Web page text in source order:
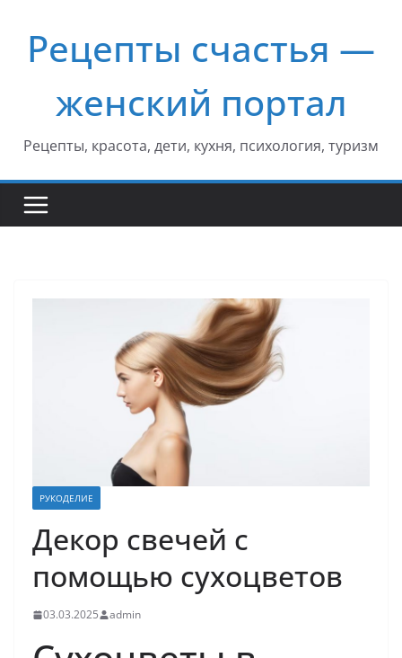
содержимому
Рецепты счастья —
женский портал
Рецепты, красота, дети, кухня, психология, туризм
РУКОДЕЛИЕ
Декор свечей с
помощью сухоцветов
03.03.2025 admin